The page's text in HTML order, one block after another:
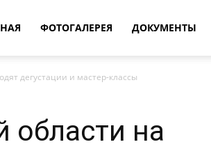
ФОТОГАЛЕРЕЯ ДОКУМЕНТЫ
дегустации и мастер-классы
области на